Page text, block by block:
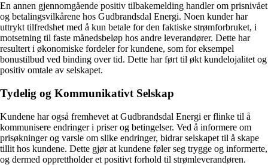
En annen gjennomgående positiv tilbakemelding handler om prisnivået
og betalingsvilkårene hos Gudbrandsdal Energi. Noen kunder har
uttrykt tilfredshet med å kun betale for den faktiske strømforbruket, i
motsetning til faste månedsbeløp hos andre leverandører. Dette har
resultert i økonomiske fordeler for kundene, som for eksempel
bonustilbud ved binding over tid. Dette har ført til økt kundelojalitet og
positiv omtale av selskapet.
Tydelig og Kommunikativt Selskap
Kundene har også fremhevet at Gudbrandsdal Energi er flinke til å
kommunisere endringer i priser og betingelser. Ved å informere om
prisøkninger og varsle om slike endringer, bidrar selskapet til å skape
tillit hos kundene. Dette gjør at kundene føler seg trygge og informerte,
og dermed opprettholder et positivt forhold til strømleverandøren.